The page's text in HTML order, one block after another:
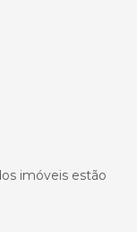
imóveis estão